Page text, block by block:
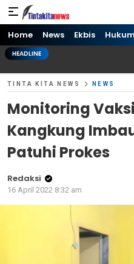
Tinta kita News
Informasi Terkini
Home News Ekbis Hukum
HEADLINE
TINTA KITA NEWS NEWS
Monitoring
Kangkung
Patuhi Prokes
Redaksi
16 April 2022 8:32 am